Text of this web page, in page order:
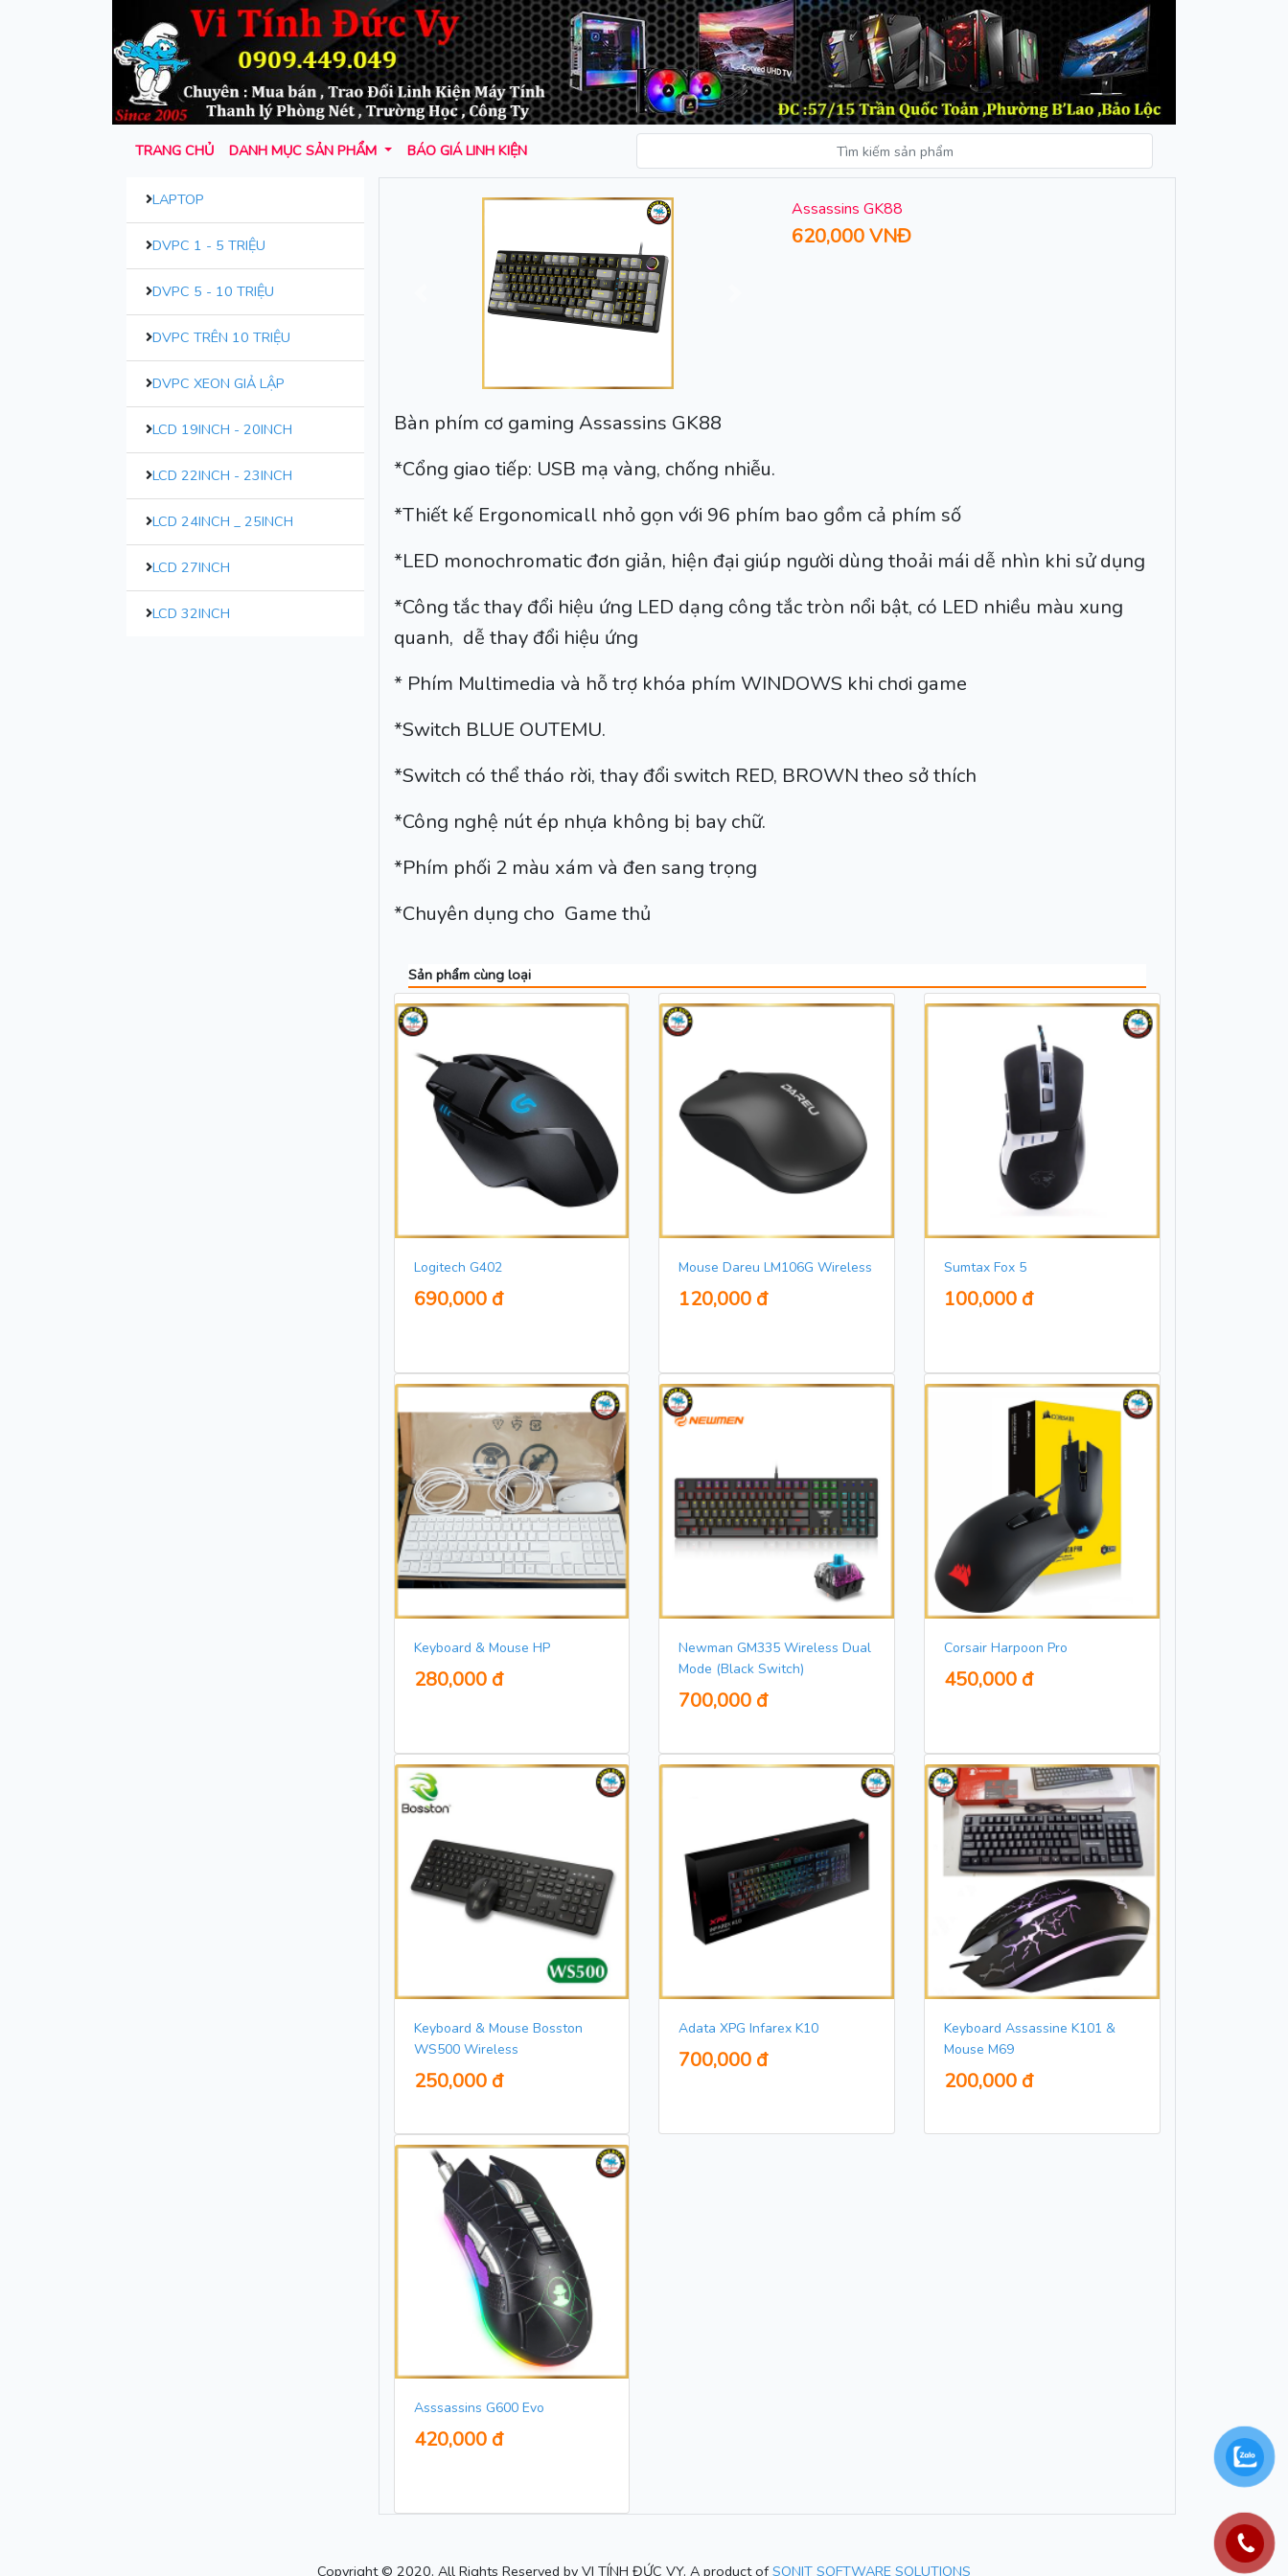
TRANG CHỦ DANH MỤC SẢN PHẨM BÁO GIÁ LINH KIỆN
LAPTOP
DVPC 1 - 5 TRIỆU
DVPC 5 - 10 TRIỆU
DVPC TRÊN 10 TRIỆU
DVPC XEON GIẢ LẬP
LCD 19INCH - 20INCH
LCD 22INCH - 23INCH
LCD 24INCH _ 25INCH
LCD 27INCH
LCD 32INCH
Assassins GK88
620,000 VNĐ
Bàn phím cơ gaming Assassins GK88
*Cổng giao tiếp: USB mạ vàng, chống nhiễu.
*Thiết kế Ergonomicall nhỏ gọn với 96 phím bao gồm cả phím số
*LED monochromatic đơn giản, hiện đại giúp người dùng thoải mái dễ nhìn khi sử dụng
*Công tắc thay đổi hiệu ứng LED dạng công tắc tròn nổi bật, có LED nhiều màu xung
quanh, dễ thay đổi hiệu ứng
* Phím Multimedia và hỗ trợ khóa phím WINDOWS khi chơi game
*Switch BLUE OUTEMU.
*Switch có thể tháo rời, thay đổi switch RED, BROWN theo sở thích
*Công nghệ nút ép nhựa không bị bay chữ.
*Phím phối 2 màu xám và đen sang trọng
*Chuyên dụng cho Game thủ
Sản phẩm cùng loại
Logitech G402
690,000 đ
Mouse Dareu LM106G Wireless
120,000 đ
Sumtax Fox 5
100,000 đ
Keyboard & Mouse HP
280,000 đ
Newman GM335 Wireless Dual
Mode (Black Switch)
700,000 đ
Corsair Harpoon Pro
450,000 đ
Keyboard & Mouse Bosston
WS500 Wireless
250,000 đ
Adata XPG Infarex K10
700,000 đ
Keyboard Assassine K101 &
Mouse M69
200,000 đ
Asssassins G600 Evo
420,000 đ
Copyright © 2020. All Rights Reserved by VI TÍNH ĐỨC VY. A product ofSONIT SOFTWARE SOLUTIONS